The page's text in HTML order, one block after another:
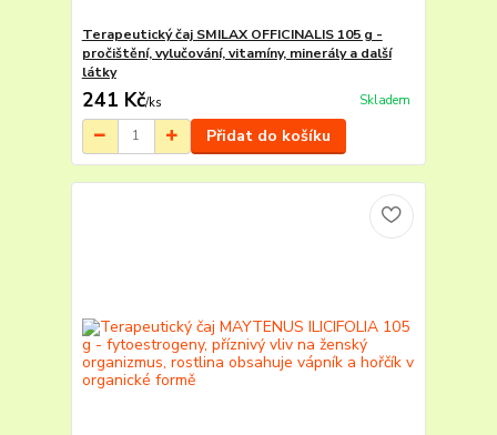
Terapeutický čaj SMILAX OFFICINALIS 105 g -
pročištění, vylučování, vitamíny, minerály a další
látky
241 Kč/ks Skladem
Přidat do košíku